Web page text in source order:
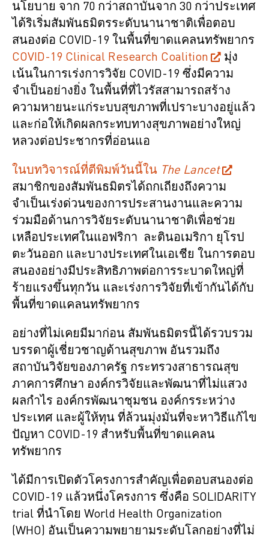
นโยบาย จาก 70 กว่าสถาบันจาก 30 กว่าประเทศ
ได้ริเริ่มสัมพันธมิตรระดับนานาชาติเพื่อตอบ
สนองต่อ COVID-19 ในพื้นที่ขาดแคลนทรัพยากร
COVID-19 Clinical Research Coalition
มุ่ง
เน้นในการเร่งการวิจัย COVID-19 ซึ่งมีความ
จำเป็นอย่างยิ่ง ในพื้นที่ที่ไวรัสสามารถสร้าง
ความหายนะแก่ระบบสุขภาพที่เปราะบางอยู่แล้ว
และก่อให้เกิดผลกระทบทางสุขภาพอย่างใหญ่
หลวงต่อประชากรที่อ่อนแอ
ในบทวิจารณ์ที่ตีพิมพ์วันนี้ใน The Lancet
สมาชิกของสัมพันธมิตรได้ถกเถียงถึงความ
จำเป็นเร่งด่วนของการประสานงานและความ
ร่วมมือด้านการวิจัยระดับนานาชาติเพื่อช่วย
เหลือประเทศในแอฟริกา ละตินอเมริกา ยุโรป
ตะวันออก และบางประเทศในเอเชีย ในการตอบ
สนองอย่างมีประสิทธิภาพต่อการระบาดใหญ่ที่
ร้ายแรงขึ้นทุกวัน และเร่งการวิจัยที่เข้ากันได้กับ
พื้นที่ขาดแคลนทรัพยากร
อย่างที่ไม่เคยมีมาก่อน สัมพันธมิตรนี้ได้รวบรวม
บรรดาผู้เชี่ยวชาญด้านสุขภาพ อันรวมถึง
สถาบันวิจัยของภาครัฐ กระทรวงสาธารณสุข
ภาคการศึกษา องค์กรวิจัยและพัฒนาที่ไม่แสวง
ผลกำไร องค์กรพัฒนาชุมชน องค์กรระหว่าง
ประเทศ และผู้ให้ทุน ที่ล้วนมุ่งมั่นที่จะหาวิธีแก้ไข
ปัญหา COVID-19 สำหรับพื้นที่ขาดแคลน
ทรัพยากร
ได้มีการเปิดตัวโครงการสำคัญเพื่อตอบสนองต่อ
COVID-19 แล้วหนึ่งโครงการ ซึ่งคือ SOLIDARITY
trial ที่นำโดย World Health Organization
(WHO) อันเป็นความพยายามระดับโลกอย่างที่ไม่